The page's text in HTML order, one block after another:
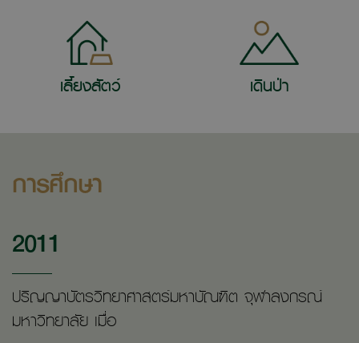
เลี้ยงสัตว์ เดินป่า
การศึกษา
2011
ปริญญาบัตรวิทยาศาสตร์มหาบัณฑิต จุฬาลงกรณ์
มหาวิทยาลัย เมื่อ